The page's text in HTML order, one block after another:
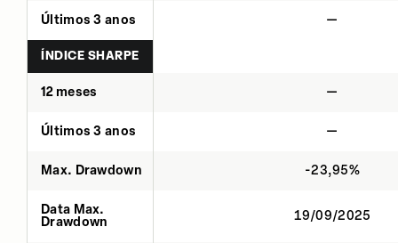
Últimos 3 anos —
ÍNDICE SHARPE
12 meses —
Últimos 3 anos —
Max. Drawdown -23,95%
Data Max.
Drawdown
19/09/2025